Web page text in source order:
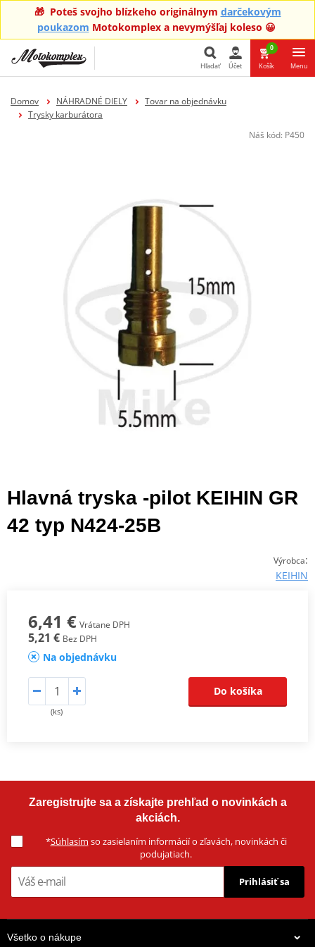
🎁 Poteš svojho blízkeho originálnym darčekovým
poukazom Motokomplex a nevymýšľaj koleso 😀
Hľadať Účet
0
Košík Menu
Domov NÁHRADNÉ DIELY
Tovar na objednávku
Trysky karburátora
Náš kód: P450
Hlavná tryska -pilot KEIHIN GR
42 typ N424-25B
Výrobca:
KEIHIN
6,41 € Vrátane DPH
5,21 € Bez DPH
Na objednávku
(ks)
Do košíka
Zaregistrujte sa a získajte prehľad o novinkách a
akciách.
*Súhlasím so zasielaním informácií o zľavách, novinkách či
podujatiach.
Prihlásiť sa
Všetko o nákupe